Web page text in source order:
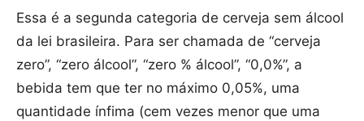
Essa é a segunda categoria de cerveja sem álcool
da lei brasileira. Para ser chamada de “cerveja
zero”, “zero álcool”, “zero % álcool”, “0,0%”, a
bebida tem que ter no máximo 0,05%, uma
quantidade ínfima (cem vezes menor que uma